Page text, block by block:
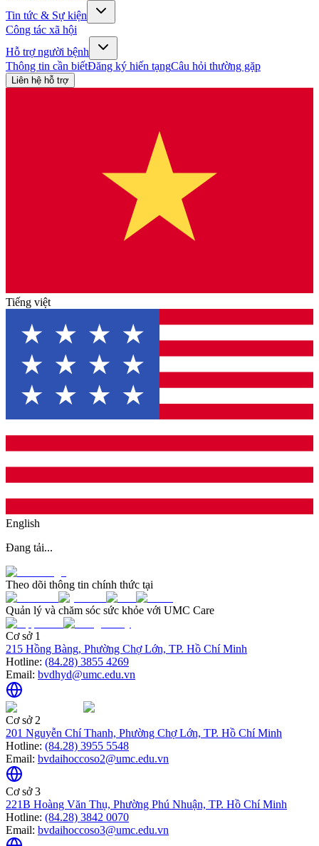
Tin tức & Sự kiện
Công tác xã hội
Hỗ trợ người bệnh
Thông tin cần biếtĐăng ký hiến tạngCâu hỏi thường gặp
Liên hệ hỗ trợ
Tiếng việt
English
Đang tải...
Theo dõi thông tin chính thức tại
Quản lý và chăm sóc sức khỏe với UMC Care
Cơ sở 1
215 Hồng Bàng, Phường Chợ Lớn, TP. Hồ Chí Minh
Hotline: (84.28) 3855 4269
Email: bvdhyd@umc.edu.vn
Cơ sở 2
201 Nguyễn Chí Thanh, Phường Chợ Lớn, TP. Hồ Chí Minh
Hotline: (84.28) 3955 5548
Email: bvdaihoccoso2@umc.edu.vn
Cơ sở 3
221B Hoàng Văn Thụ, Phường Phú Nhuận, TP. Hồ Chí Minh
Hotline: (84.28) 3842 0070
Email: bvdaihoccoso3@umc.edu.vn